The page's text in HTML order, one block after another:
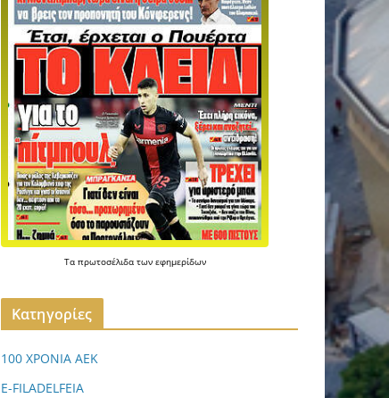
Τα πρωτοσέλιδα των εφημερίδων
Kατηγορίες
100 ΧΡΟΝΙΑ ΑΕΚ
E-FILADELFEIA